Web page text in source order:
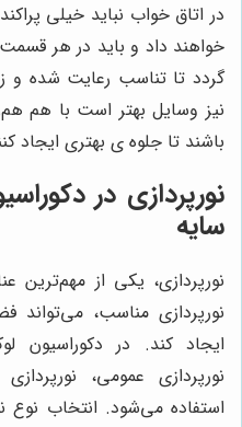
در اتاق خواب نباید خیلی
خواهند داد و باید در هر
گردد تا تناسب رعایت شده و
نیز وسایل بهتر است با هم
باشند تا جلوه ی بهتری ایجاد
نورپردازی در
سایه
نورپردازی، یکی از
نورپردازی مناسب، می‌تواند
ایجاد کند. در دکوراسیون
نورپردازی عمومی،
استفاده می‌شود. انتخاب نوع